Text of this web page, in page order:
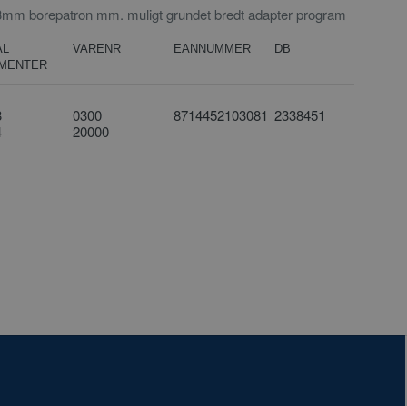
borepatron mm. muligt grundet bredt adapter program
VARENR EANNUMMER DB
0300
20000
8714452103081 2338451